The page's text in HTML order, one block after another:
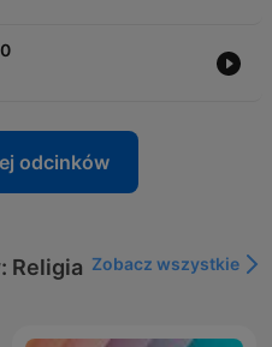
odcinków
Religia Zobacz wszystkie